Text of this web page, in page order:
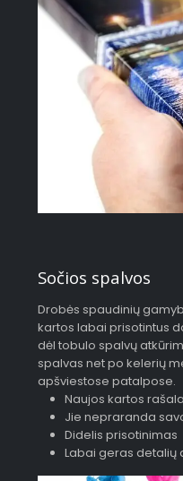
Sočios spalvos
Drobės spaudinių
kartos labai prisotintus
dėl tobulo spalvų
spalvas net po kelerių
apšviestose patalpose.
Naujos kartos
Jie nepraranda
Didelis prisotinimas
Labai geras detalių